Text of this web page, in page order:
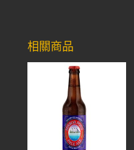
相關商品